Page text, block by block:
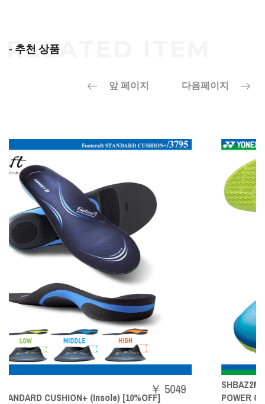
- 추천 상품
앞 페이지 다음페이지
POWER CUSHION AERUS Z MEN